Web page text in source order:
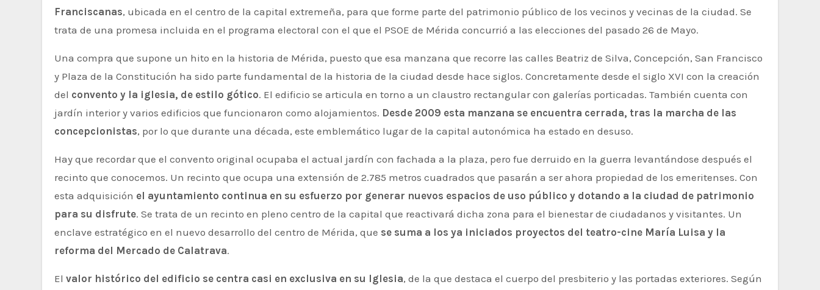
Franciscanas, ubicada en el centro de la capital extremeña, para que forme parte del patrimonio público de los vecinos y vecinas de la ciudad. Se
trata de una promesa incluida en el programa electoral con el que el PSOE de Mérida concurrió a las elecciones del pasado 26 de Mayo.
Una compra que supone un hito en la historia de Mérida, puesto que esa manzana que recorre las calles Beatriz de Silva, Concepción, San Francisco
y Plaza de la Constitución ha sido parte fundamental de la historia de la ciudad desde hace siglos. Concretamente desde el siglo XVI con la creación
del convento y la iglesia, de estilo gótico. El edificio se articula en torno a un claustro rectangular con galerías porticadas. También cuenta con
jardín interior y varios edificios que funcionaron como alojamientos. Desde 2009 esta manzana se encuentra cerrada, tras la marcha de las
concepcionistas, por lo que durante una década, este emblemático lugar de la capital autonómica ha estado en desuso.
Hay que recordar que el convento original ocupaba el actual jardín con fachada a la plaza, pero fue derruido en la guerra levantándose después el
recinto que conocemos. Un recinto que ocupa una extensión de 2.785 metros cuadrados que pasarán a ser ahora propiedad de los emeritenses. Con
esta adquisición el ayuntamiento continua en su esfuerzo por generar nuevos espacios de uso público y dotando a la ciudad de patrimonio
para su disfrute. Se trata de un recinto en pleno centro de la capital que reactivará dicha zona para el bienestar de ciudadanos y visitantes. Un
enclave estratégico en el nuevo desarrollo del centro de Mérida, que se suma a los ya iniciados proyectos del teatro-cine María Luisa y la
reforma del Mercado de Calatrava.
El valor histórico del edificio se centra casi en exclusiva en su Iglesia, de la que destaca el cuerpo del presbiterio y las portadas exteriores. Según